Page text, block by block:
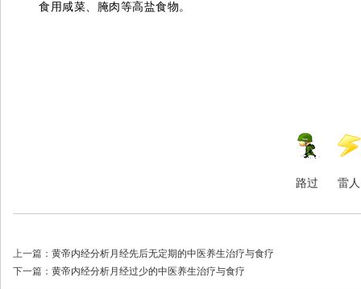
食用咸菜、腌肉等高盐食物。
路过 雷人
上一篇： 黄帝内经分析月经先后无定期的中医养生治疗与食疗
下一篇： 黄帝内经分析月经过少的中医养生治疗与食疗